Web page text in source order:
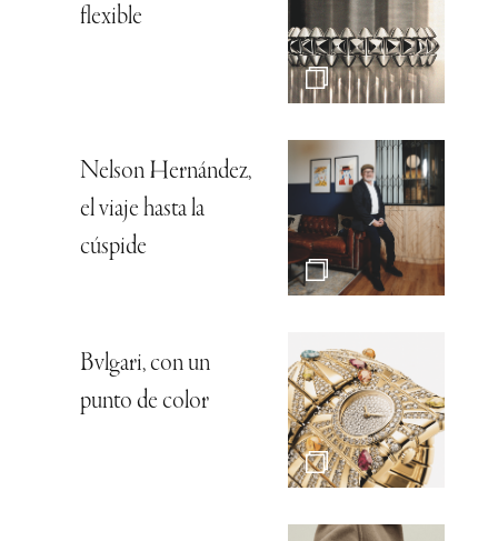
flexible
Nelson Hernández,
el viaje hasta la
cúspide
Bvlgari, con un
punto de color